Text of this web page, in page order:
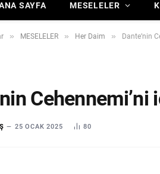
SAYFA MESELELER
» MESELELER » Her Daim » Dante’nin
25 OCAK 2025 80